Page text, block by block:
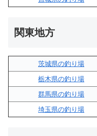
関東地方
茨城県の釣り場
栃木県の釣り場
群馬県の釣り場
埼玉県の釣り場